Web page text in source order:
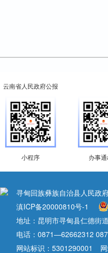
云南省人民政府公报
小程序 办事
寻甸回族彝族自治县人民政
滇ICP备20000810号-1
地址：昆明市寻甸县仁德街
电话：0871—62662312
网站标识：5301290001